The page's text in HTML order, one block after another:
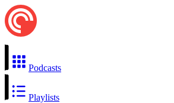
Podcasts
Playlists